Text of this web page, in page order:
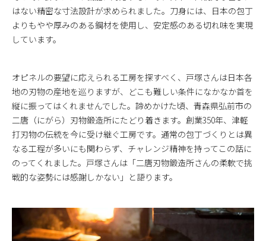
はない精密な寸法設計が求められました。刀身には、日本の包丁
よりもやや厚みのある鋼材を使用し、安定感のある切れ味を実現
しています。
オピネルの要望に応えられる工房を探すべく、戸塚さんは日本各
地の刃物の産地を巡りますが、どこも難しい条件になかなか首を
縦に振ってはくれませんでした。諦めかけた頃、青森県弘前市の
二唐（にがら）刃物鍛造所にたどり着きます。創業350年、津軽
打刃物の伝統を今に受け継ぐ工房です。通常の包丁づくりとは異
なる工程が多いにも関わらず、チャレンジ精神を持ってこの話に
のってくれました。戸塚さんは「二唐刃物鍛造所さんの柔軟で挑
戦的な姿勢には感謝しかない」と語ります。